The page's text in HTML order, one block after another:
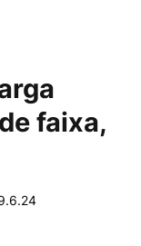
faixa,